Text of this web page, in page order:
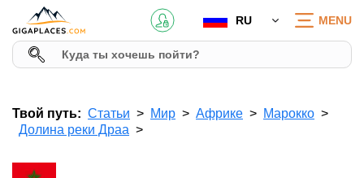
RU MENU
Твой путь: Статьи Мир Африке
Марокко
Долина реки Драа